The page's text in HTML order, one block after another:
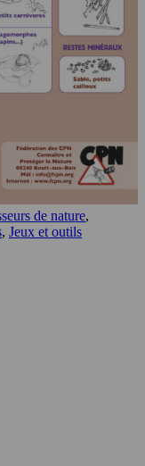
de nature,
, Jeux et outils